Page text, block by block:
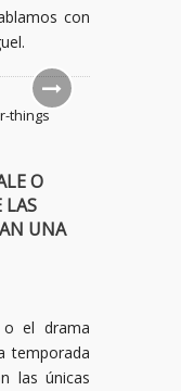
con
O
LAS
UNA
o el drama
temporada
las únicas